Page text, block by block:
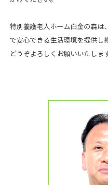
特別養護老人ホーム白金の森は
で安心できる生活環境を提供し
どうぞよろしくお願いいたしま